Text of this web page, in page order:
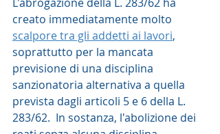
creato immediatamente molto
scalpore tra gli addetti ai lavori,
soprattutto per la mancata
previsione di una disciplina
sanzionatoria alternativa a quella
prevista dagli articoli 5 e 6 della L.
283/62.  In sostanza, l'abolizione dei